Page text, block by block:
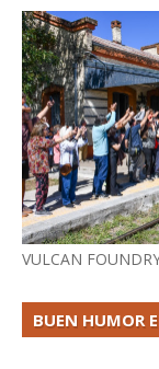
VULCAN
BUEN HUMOR